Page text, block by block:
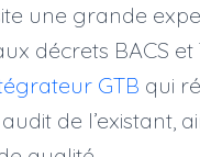
une grande
décrets BACS et
GTB qui
de l’existant,